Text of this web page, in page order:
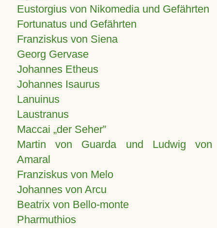
Eustorgius von Nikomedia und Gefährten
Fortunatus und Gefährten
Franziskus von Siena
Georg Gervase
Johannes Etheus
Johannes Isaurus
Lanuinus
Laustranus
Maccai „der Seher”
Martin von Guarda und Ludwig von
Amaral
Franziskus von Melo
Johannes von Arcu
Beatrix von Bello-monte
Pharmuthios